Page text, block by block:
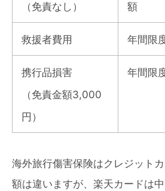
（免責なし）
額
救援者費用 年間限
携行品損害
（免責金額3,000
円）
年間限
海外旅行傷害保険はクレジット
額は違いますが、楽天カードは